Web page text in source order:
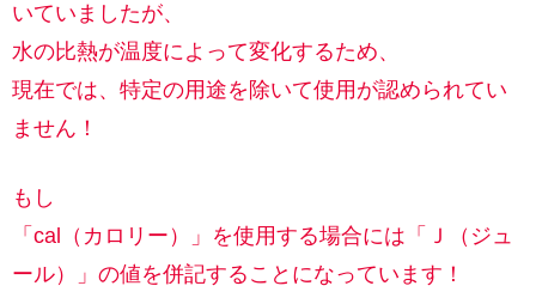
いていましたが、
水の比熱が温度によって変化するため、
現在では、特定の用途を除いて使用が認められてい
ません！
もし
「cal（カロリー）」を使用する場合には「Ｊ（ジュ
ール）」の値を併記することになっています！